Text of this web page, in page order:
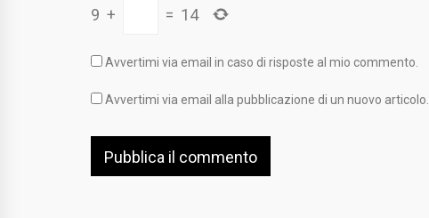
9 + = 14
Avvertimi via email in caso di risposte al mio commento.
Avvertimi via email alla pubblicazione di un nuovo articolo.